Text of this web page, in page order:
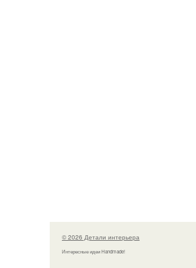
© 2026 Детали интерьера
Интересные идеи Handmade!